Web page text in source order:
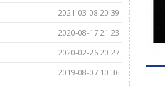
2021-03-08 20:39
2020-08-17 21:23
2020-02-26 20:27
2019-08-07 10:36